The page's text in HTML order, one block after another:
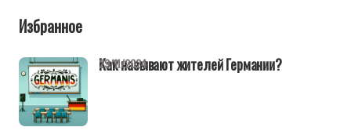
Избранное
Как называют жителей Германии?
29/11/2024